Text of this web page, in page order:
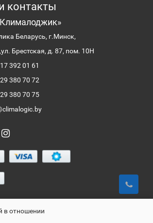
контакты
Беларусь, г.Минск,
ул. Брестская, д. 87, пом. 10Н
392 01 61
380 70 72
380 70 75
в отношении